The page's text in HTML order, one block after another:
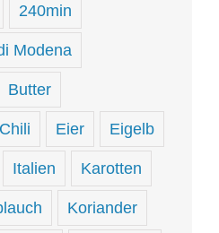
240min
Modena
Butter
Chili Eier Eigelb
Italien Karotten
Koriander